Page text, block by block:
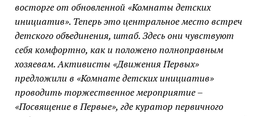
восторге от обновленной «Комнаты детских
инициатив». Теперь это центральное место встреч
детского объединения, штаб. Здесь они чувствуют
себя комфортно, как и положено полноправным
хозяевам. Активисты «Движения Первых»
предложили в «Комнате детских инициатив»
проводить торжественное мероприятие –
«Посвящение в Первые», где куратор первичного